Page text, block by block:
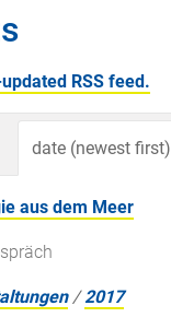
RSS feed.
date (newest first)
aus dem Meer
/2017